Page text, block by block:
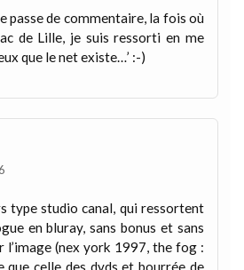
passe de commentaire, la fois où
de Lille, je suis ressorti en me
que le net existe…’ :-)
type studio canal, qui ressortent
en bluray, sans bonus et sans
(nex york 1997, the fog :
que celle des dvds et bourrée de